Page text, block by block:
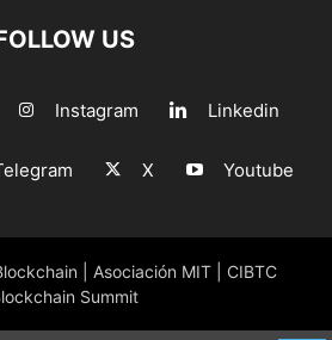
US
Instagram Linkedin
X Youtube
| Asociación MIT | CIBTC
Summit